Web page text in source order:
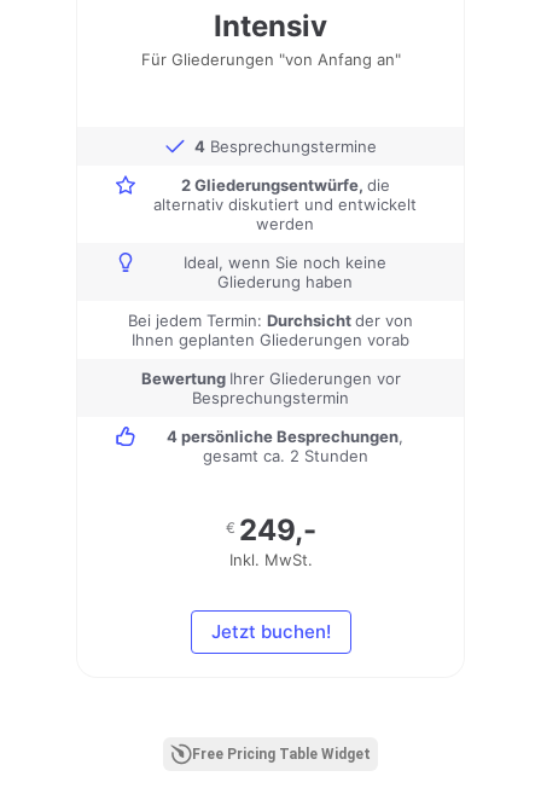
Intensiv
Für Gliederungen "von Anfang an"
4Besprechungstermine
2 Gliederungsentwürfe, die
alternativ diskutiert und entwickelt
werden
Ideal, wenn Sie noch keine
Gliederung haben
Bei jedem Termin: Durchsichtder von
Ihnen geplanten Gliederungen vorab
Bewertung Ihrer Gliederungen vor
Besprechungstermin
4 persönliche Besprechungen,
gesamt ca. 2 Stunden
€ 249,-
Inkl. MwSt.
Jetzt buchen!
Free Pricing Table Widget